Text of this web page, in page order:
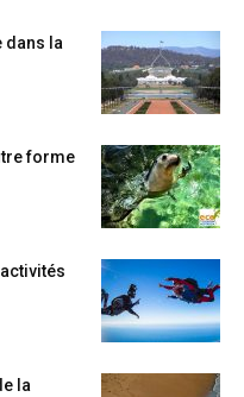
dans la
forme
la